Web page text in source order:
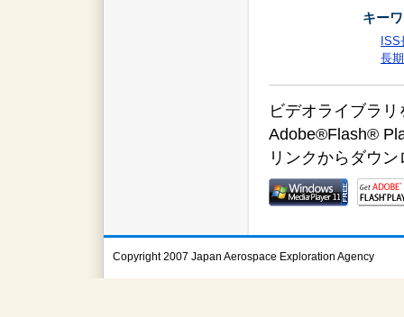
キー
長
ビデオライブラ
Adobe®Flash®
リンクからダウ
Copyright 2007 Japan Aerospace Exploration Agency